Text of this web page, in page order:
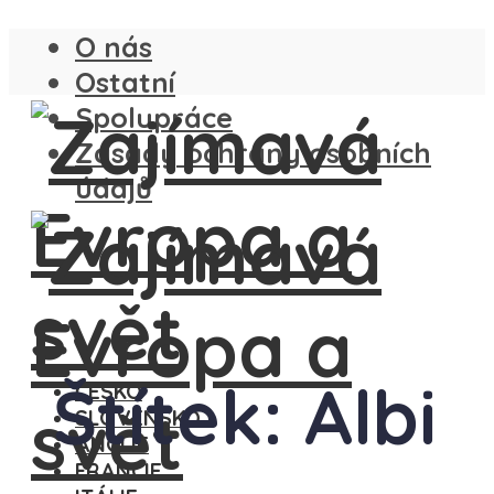
O nás
Ostatní
Spolupráce
Zásady ochrany osobních
údajů
ČESKO
SLOVENSKO
ANGLIE
FRANCIE
Štítek: Albi